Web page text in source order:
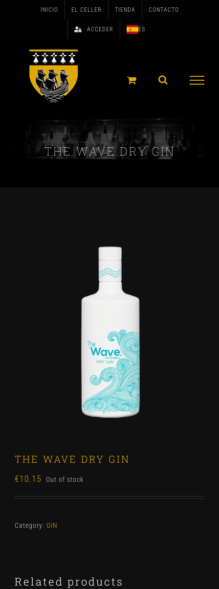
INICIO EL CELLER TIENDA CONTACTO
ACCEDER ES
THE WAVE DRY GIN
THE WAVE DRY GIN
€10.15 Out of stock
Category: GIN
Related products